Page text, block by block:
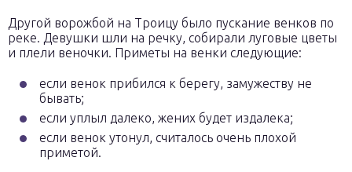
Другой ворожбой на Троицу было пускание венков по
реке. Девушки шли на речку, собирали луговые цветы
и плели веночки. Приметы на венки следующие:
если венок прибился к берегу, замужеству не
бывать;
если уплыл далеко, жених будет издалека;
если венок утонул, считалось очень плохой
приметой.